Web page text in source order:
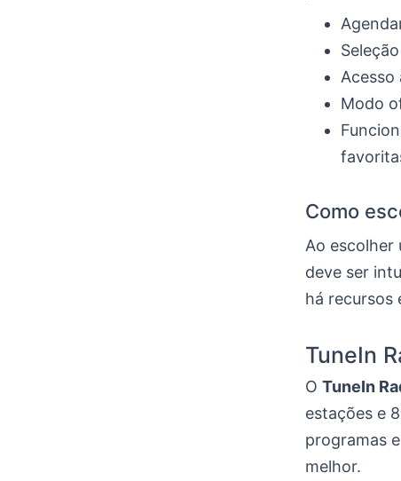
Acesso
Modo
Como
Ao escolher
deve ser
há recursos
TuneIn
O TuneIn
estações e
programas
melhor.